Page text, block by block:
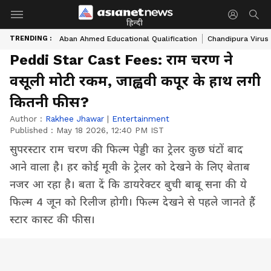
हिन्दी
TRENDING : Aban Ahmed Educational Qualification Chandipura
Peddi Star Cast Fees: राम चरण ने
वसूली मोटी रकम, जाह्ववी कपूर के हाथ लगी
कितनी फीस?
Author : Rakhee Jhawar | Entertainment
Published : May 18 2026, 12:40 PM IST
सुपरस्टार राम चरण की फिल्म पेड्डी का ट्रेलर कुछ घंटों बाद
आने वाला है। हर कोई मूवी के ट्रेलर को देखने के लिए बेताब
नजर आ रहा है। बता दें कि डायरेक्टर बुची बाबू सना की ये
फिल्म 4 जून को रिलीज होगी। फिल्म देखने से पहले जानते हैं
स्टार कास्ट की फीस।